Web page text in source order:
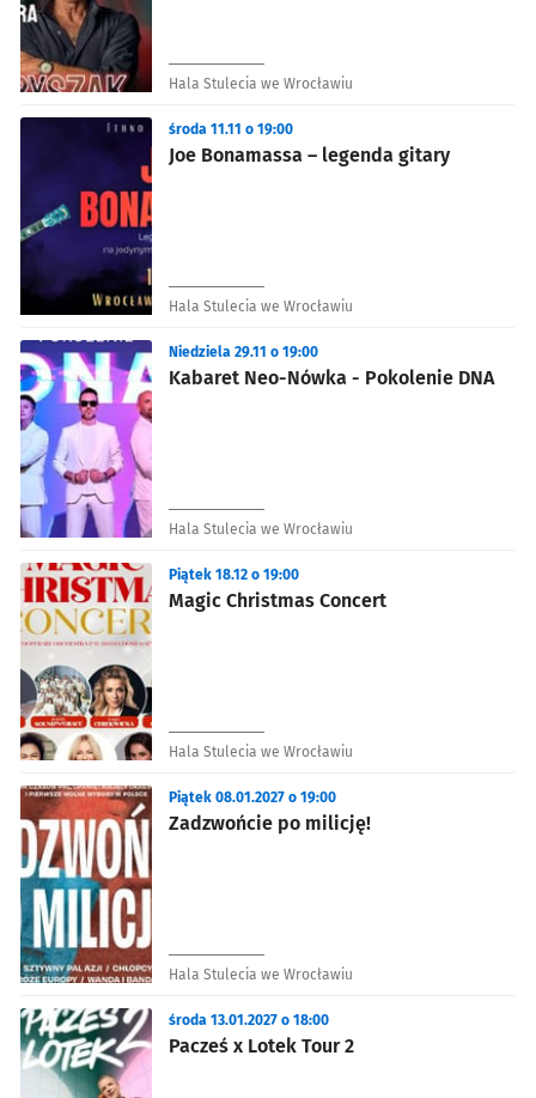
Hala Stulecia we Wrocławiu
Joe Bonamassa – legenda gitary
środa 11.11 o 19:00
Hala Stulecia we Wrocławiu
Kabaret Neo-Nówka - Pokolenie DNA
Niedziela 29.11 o 19:00
Hala Stulecia we Wrocławiu
Magic Christmas Concert
Piątek 18.12 o 19:00
Hala Stulecia we Wrocławiu
Zadzwońcie po milicję!
Piątek 08.01.2027 o 19:00
Hala Stulecia we Wrocławiu
Pacześ x Lotek Tour 2
środa 13.01.2027 o 18:00